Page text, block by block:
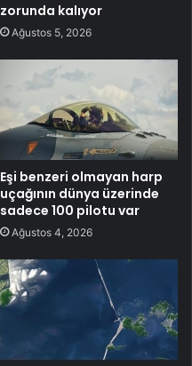
zorunda kalıyor
Ağustos 5, 2026
Eşi benzeri olmayan harp
uçağının dünya üzerinde
sadece 100 pilotu var
Ağustos 4, 2026